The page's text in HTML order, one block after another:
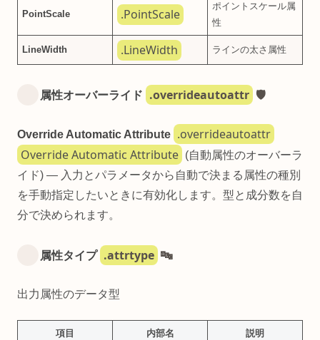
PointScale .PointScale
ポイントスケール属
性
LineWidth .LineWidth ラインの太さ属性
属性オーバーライド .overrideautoattr 🛡️
Override Automatic Attribute .overrideautoattr
Override Automatic Attribute
(自動属性のオーバーラ
イド) — 入力とパラメータから自動で決まる属性の種別
を手動指定したいときに有効化します。型と成分数を自
分で決められます。
属性タイプ .attrtype 🔤
出力属性のデータ型
項目 内部名 説明